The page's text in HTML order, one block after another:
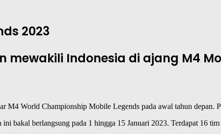
2023
mewakili Indonesia di ajang M4
M4 World Championship Mobile Legends pada awal tahun
bakal berlangsung pada 1 hingga 15 Januari 2023. Terdapat 16